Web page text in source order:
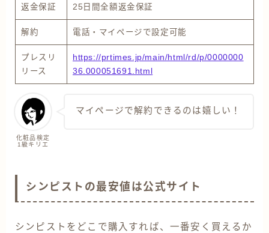
返金保証 25日間全額返金保証
解約 電話・マイページで設定可能
プレスリ
リース
https://prtimes.jp/main/html/rd/p/0000000
36.000051691.html
化粧品検定
1級キリエ
マイページで解約できるのは嬉しい！
シンピストの最安値は公式サイト
シンピストをどこで購入すれば、一番安く買えるか